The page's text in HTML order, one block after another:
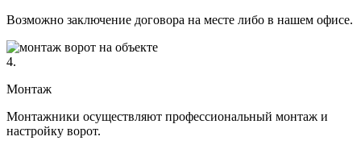
Возможно заключение договора на месте либо в нашем офисе.
4.
Монтаж
Монтажники осуществляют профессиональный монтаж и
настройку ворот.